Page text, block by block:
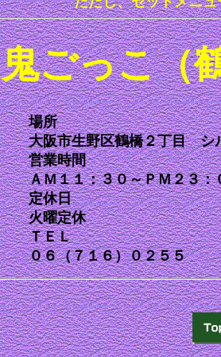
鬼ごっこ（
場所
大阪市生野区鶴橋２丁目 シ
営業時間
ＡＭ１１：３０～ＰＭ２３：
定休日
火曜定休
ＴＥＬ
０６（７１６）０２５５